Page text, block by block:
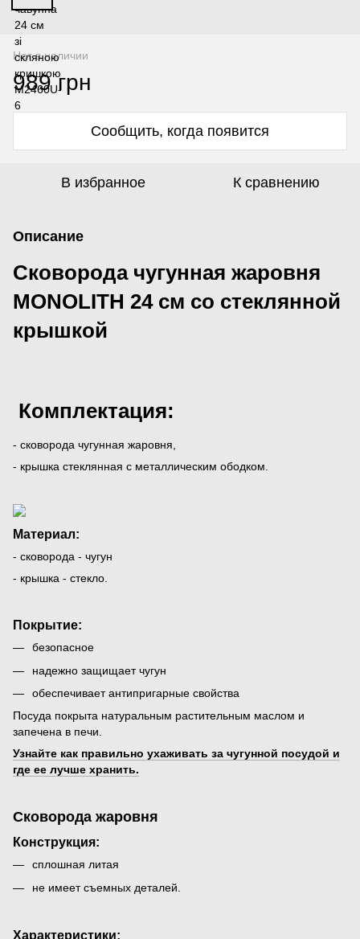
Нет в наличии
989 грн
Сообщить, когда появится
В избранное К сравнению
Описание
Сковорода чугунная жаровня
MONOLITH 24 см со стеклянной
крышкой
Комплектация:
- сковорода чугунная жаровня,
- крышка стеклянная с металлическим ободком.
Материал:
- сковорода - чугун
- крышка - стекло.
Покрытие:
безопасное
надежно защищает чугун
обеспечивает антипригарные свойства
Посуда покрыта натуральным растительным маслом и
запечена в печи.
Узнайте как правильно ухаживать за чугунной посудой и
где ее лучше хранить.
Сковорода жаровня
Конструкция:
сплошная литая
не имеет съемных деталей.
Характеристики: